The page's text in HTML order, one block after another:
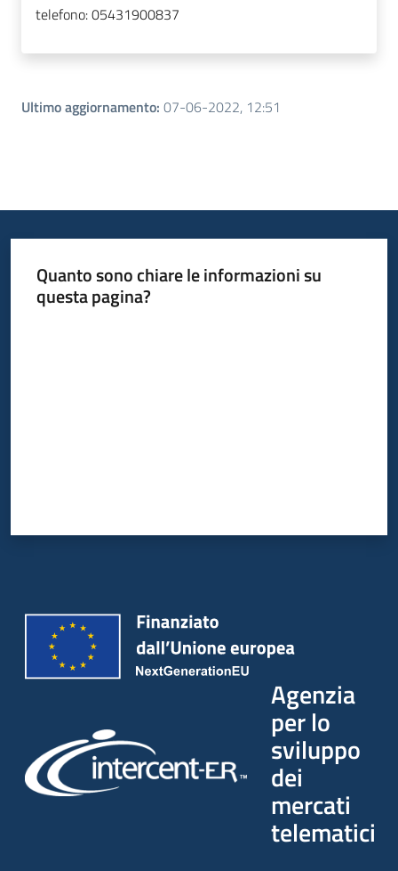
telefono:05431900837
Ultimo aggiornamento: 07-06-2022, 12:51
Quanto sono chiare le informazioni su
questa pagina?
Agenzia
per lo
sviluppo
dei
mercati
telematici